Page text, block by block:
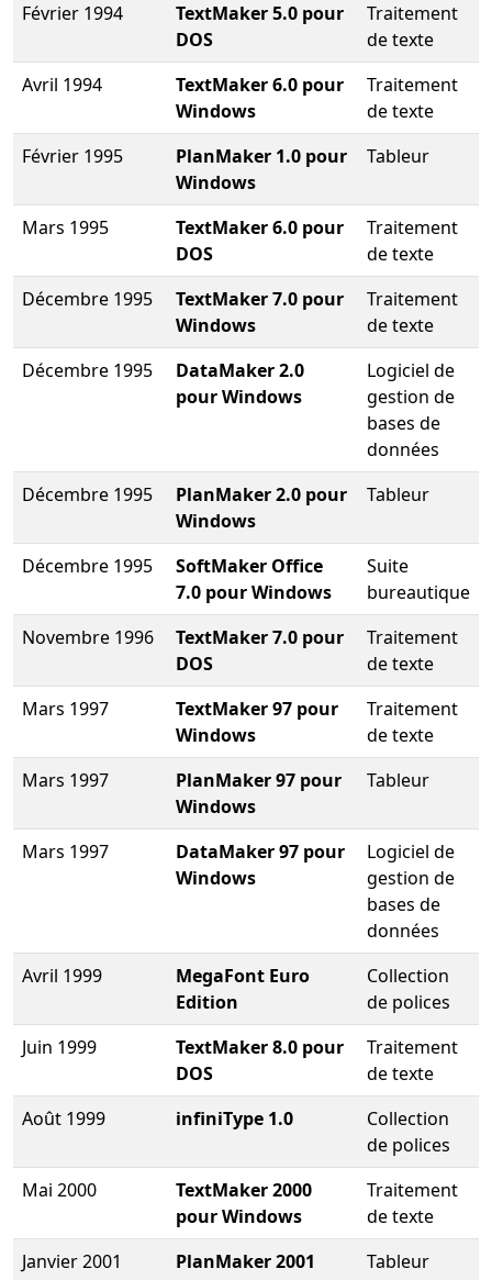
Février 1994
TextMaker 5.0 pour
DOS
Traitement
de texte
Avril 1994
TextMaker 6.0 pour
Windows
Traitement
de texte
Février 1995
PlanMaker 1.0 pour
Windows
Tableur
Mars 1995
TextMaker 6.0 pour
DOS
Traitement
de texte
Décembre 1995
TextMaker 7.0 pour
Windows
Traitement
de texte
Décembre 1995
DataMaker 2.0
pour Windows
Logiciel de
gestion de
bases de
données
Décembre 1995
PlanMaker 2.0 pour
Windows
Tableur
Décembre 1995
SoftMaker Office
7.0 pour Windows
Suite
bureautique
Novembre 1996
TextMaker 7.0 pour
DOS
Traitement
de texte
Mars 1997
TextMaker 97 pour
Windows
Traitement
de texte
Mars 1997
PlanMaker 97 pour
Windows
Tableur
Mars 1997
DataMaker 97 pour
Windows
Logiciel de
gestion de
bases de
données
Avril 1999
MegaFont Euro
Edition
Collection
de polices
Juin 1999
TextMaker 8.0 pour
DOS
Traitement
de texte
Août 1999
infiniType 1.0
Collection
de polices
Mai 2000
TextMaker 2000
pour Windows
Traitement
de texte
Janvier 2001
PlanMaker 2001
Tableur